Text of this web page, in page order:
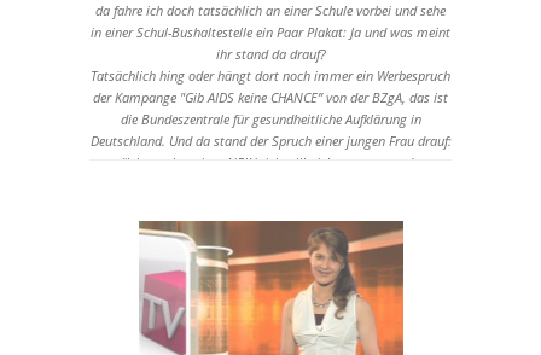
da fahre ich doch tatsächlich an einer Schule vorbei und sehe
in einer Schul-Bushaltestelle ein Paar Plakat: Ja und was meint
ihr stand da drauf?
Tatsächlich hing oder hängt dort noch immer ein Werbespruch
der Kampange "Gib AIDS keine CHANCE” von der BZgA, das ist
die Bundeszentrale für gesundheitliche Aufklärung in
Deutschland. Und da stand der Spruch einer jungen Frau drauf:
“Ich machs mit ... NEIN, ich will nicht sagen was da
Und jetzt frage ich euch mal was: Meint ihr, Schüler sind die
richtige Zielgruppe für diese perverse Werbung? Meint ihr die
Kinder, die in der Bushaltestelle sitzen, oder die ganzen
anderen Schüler die das jeden Tag anschauen müssen
interessiert das?